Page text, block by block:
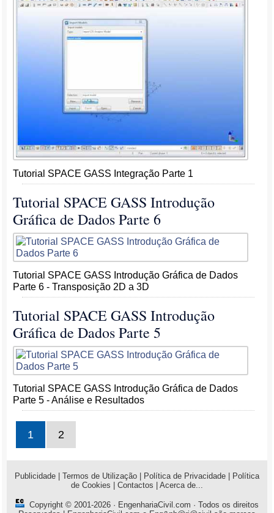
Tutorial SPACE GASS Integração Parte 1
Tutorial SPACE GASS Introdução
Gráfica de Dados Parte 6
Tutorial SPACE GASS Introdução Gráfica de Dados
Parte 6 - Transposição 2D a 3D
Tutorial SPACE GASS Introdução
Gráfica de Dados Parte 5
Tutorial SPACE GASS Introdução Gráfica de Dados
Parte 5 - Análise e Resultados
1 2
Publicidade Termos de Utilização Política de Privacidade
Política
de Cookies
Contactos Acerca de...
Copyright © 2001-2026 · EngenhariaCivil.com · Todos os direitos